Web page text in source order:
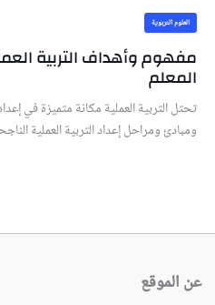
العلوم التربوية
مفهوم وأهداف التربية
المعلم
تحتل التربية العملية مكانة متميزة في
ومبادئ ومراحل إعداد التربية العملية
عن الموقع